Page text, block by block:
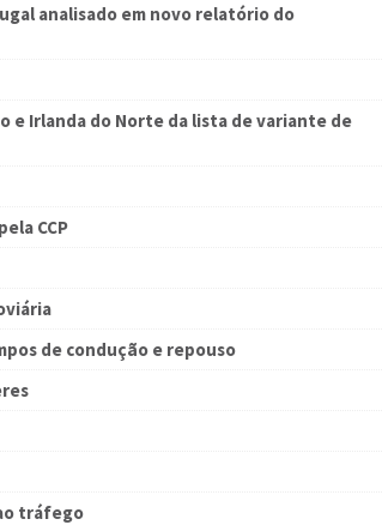
analisado em novo relatório do
e Irlanda do Norte da lista de variante de
CCP
de condução e repouso
tráfego